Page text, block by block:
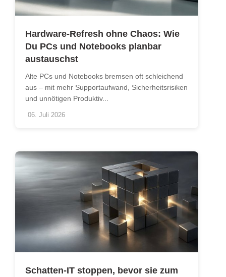
Hardware-Refresh ohne Chaos: Wie
Du PCs und Notebooks planbar
austauschst
Alte PCs und Notebooks bremsen oft schleichend
aus – mit mehr Supportaufwand, Sicherheitsrisiken
und unnötigen Produktiv...
06. Juli 2026
Schatten-IT stoppen, bevor sie zum